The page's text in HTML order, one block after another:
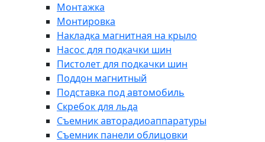
Монтажка
Монтировка
Накладка магнитная на крыло
Насос для подкачки шин
Пистолет для подкачки шин
Поддон магнитный
Подставка под автомобиль
Скребок для льда
Съемник авторадиоаппаратуры
Съемник панели облицовки